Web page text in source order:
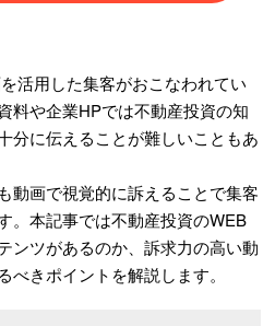
活用した集客がおこなわれてい
料や企業HPでは不動産投資の知
分に伝えることが難しいこともあ
動画で視覚的に訴えることで集客
。本記事では不動産投資のWEB
ンツがあるのか、訴求力の高い動
きポイントを解説します。